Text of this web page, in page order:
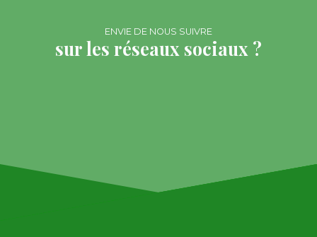
ENVIE DE NOUS SUIVRE
sur les réseaux sociaux ?